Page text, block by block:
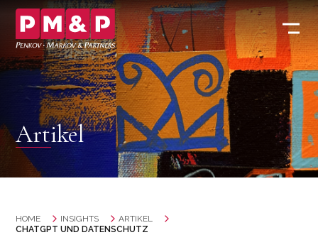
Artikel
HOME INSIGHTS
ARTIKEL
CHATGPT UND DATENSCHUTZ